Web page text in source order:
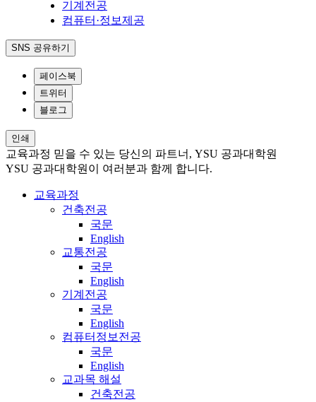
기계전공
컴퓨터·정보제공
SNS 공유하기
페이스북
트위터
블로그
인쇄
교육과정 믿을 수 있는 당신의 파트너, YSU 공과대학원
YSU 공과대학원이 여러분과 함께 합니다.
교육과정
건축전공
국문
English
교통전공
국문
English
기계전공
국문
English
컴퓨터정보전공
국문
English
교과목 해설
건축전공